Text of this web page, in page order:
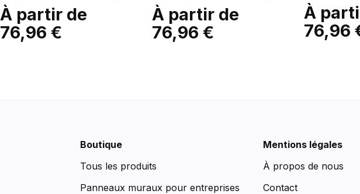
À partir de
76,96 €
À partir de
76,96 €
À
76,96
Boutique
Tous les produits
Panneaux muraux pour entreprises
Mentions légales
À propos de nous
Contact